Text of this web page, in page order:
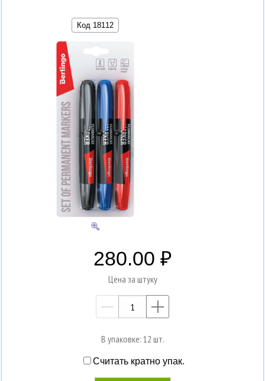
Код 18112
280.00
Цена за штуку
—
В упаковке: 12 шт.
Считать кратно упак.